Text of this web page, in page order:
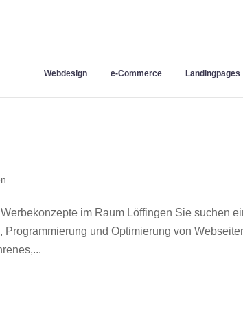
Webdesign e-Commerce Landingpages
im Raum Löffingen Sie suchen
und Optimierung von